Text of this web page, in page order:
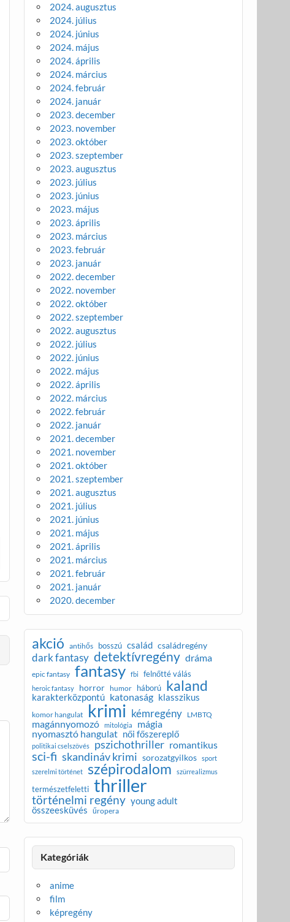
2024. augusztus
2024. július
2024. június
2024. május
2024. április
2024. március
2024. február
2024. január
2023. december
2023. november
2023. október
2023. szeptember
2023. augusztus
2023. július
2023. június
2023. május
2023. április
2023. március
2023. február
2023. január
2022. december
2022. november
2022. október
2022. szeptember
2022. augusztus
2022. július
2022. június
2022. május
2022. április
2022. március
2022. február
2022. január
2021. december
2021. november
2021. október
2021. szeptember
2021. augusztus
2021. július
2021. június
2021. május
2021. április
2021. március
2021. február
2021. január
2020. december
akció antihős bosszú család családregény
dark fantasy detektívregény dráma
epic fantasy fantasy fbi felnőtté válás
heroic fantasy horror humor háború kaland
karakterközpontú katonaság klasszikus
komor hangulat krimi kémregény LMBTQ
magánnyomozó mitológia mágia
nyomasztó hangulat női főszereplő
politikai cselszövés pszichothriller romantikus
sci-fi skandináv krimi sorozatgyilkos
sport
szerelmi történet
szépirodalom szürrealizmus
természetfeletti thriller
történelmi regény young adult
összeesküvés
űropera
Kategóriák
anime
film
képregény